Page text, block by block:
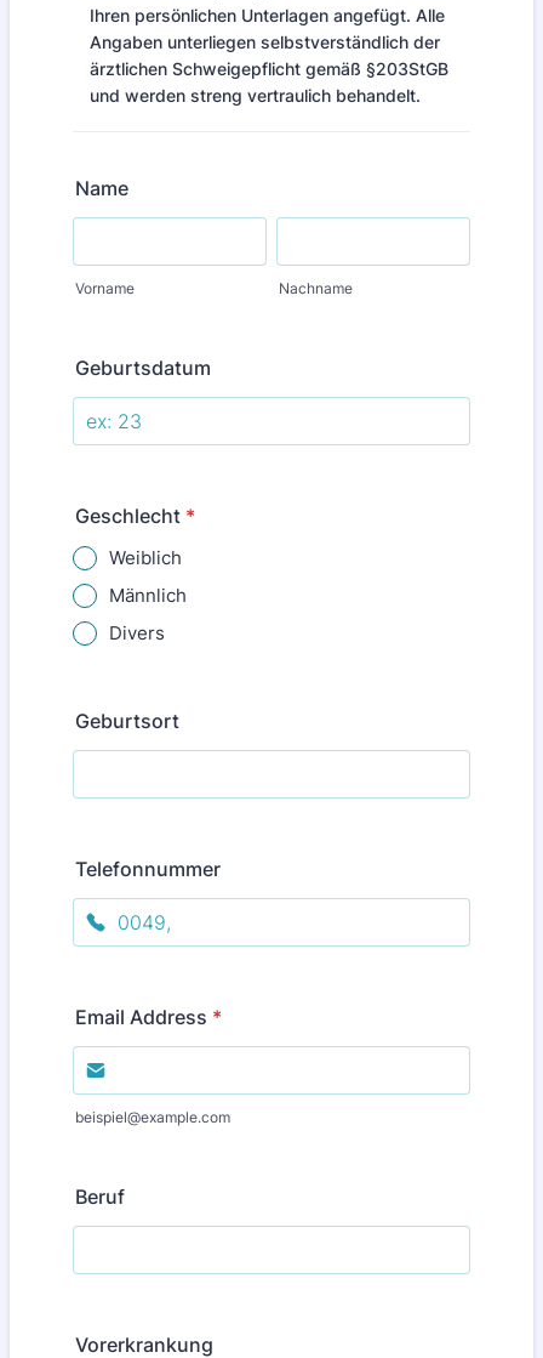
Ihren persönlichen Unterlagen angefügt. Alle
Angaben unterliegen selbstverständlich der
ärztlichen Schweigepflicht gemäß §203StGB
und werden streng vertraulich behandelt.
Name
Vorname Nachname
Geburtsdatum
Geschlecht *
Weiblich
Männlich
Divers
Geburtsort
Telefonnummer
Email Address *
beispiel@example.com
Beruf
Vorerkrankung